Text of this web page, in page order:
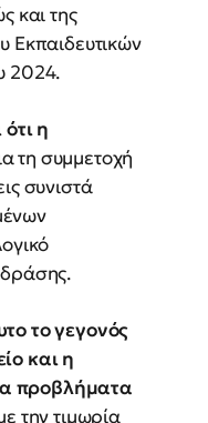
και της
Εκπαιδευτικών
2024.
η
τη συμμετοχή
συνιστά
δράσης.
το γεγονός
και η
προβλήματα
την τιμωρία